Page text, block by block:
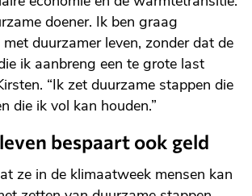
doener. Ik ben graag
duurzamer leven, zonder dat de
ik aanbreng een te grote last
“Ik zet duurzame stappen die
die ik vol kan houden.”
bespaart ook geld
ze in de klimaatweek mensen kan